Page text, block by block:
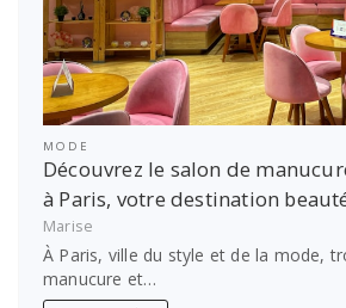
MODE
Découvrez le salon de
à Paris, votre destination
Marise
À Paris, ville du style et de la mode,
manucure et…